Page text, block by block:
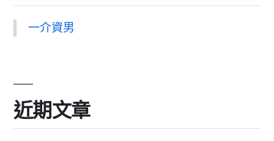
一介資男
近期文章